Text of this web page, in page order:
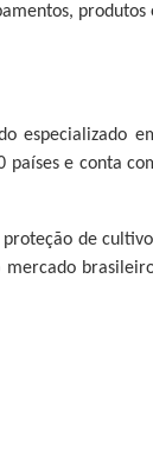
produtos
especializado
países e conta
de
mercado